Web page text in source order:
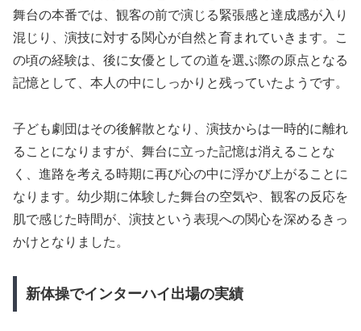
舞台の本番では、観客の前で演じる緊張感と達成感が入り
混じり、演技に対する関心が自然と育まれていきます。こ
の頃の経験は、後に女優としての道を選ぶ際の原点となる
記憶として、本人の中にしっかりと残っていたようです。
子ども劇団はその後解散となり、演技からは一時的に離れ
ることになりますが、舞台に立った記憶は消えることな
く、進路を考える時期に再び心の中に浮かび上がることに
なります。幼少期に体験した舞台の空気や、観客の反応を
肌で感じた時間が、演技という表現への関心を深めるきっ
かけとなりました。
新体操でインターハイ出場の実績